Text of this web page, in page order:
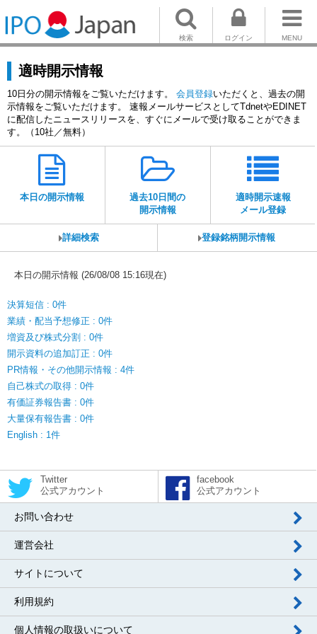
MENU
ログイン
検索
適時開示情報
10日分の開示情報をご覧いただけます。 会員登録いただくと、過去の開
示情報をご覧いただけます。 速報メールサービスとしてTdnetやEDINET
に配信したニュースリリースを、すぐにメールで受け取ることができま
す。（10社／無料）
本日の開示情報
過去10日間の
開示情報
適時開示速報
メール登録
詳細検索 登録銘柄開示情報
本日の開示情報 (26/08/08 15:16現在)
決算短信 : 0件
業績・配当予想修正 : 0件
増資及び株式分割 : 0件
開示資料の追加訂正 : 0件
PR情報・その他開示情報 : 4件
自己株式の取得 : 0件
有価証券報告書 : 0件
大量保有報告書 : 0件
English : 1件
Twitter
公式アカウント
facebook
公式アカウント
お問い合わせ
運営会社
サイトについて
利用規約
個人情報の取扱いについて